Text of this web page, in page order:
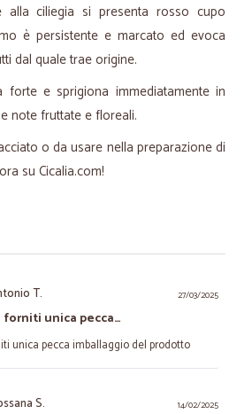
ciliegia si presenta rosso cupo
è persistente e marcato ed evoca
dal quale trae origine.
e sprigiona immediatamente in
note fruttate e floreali.
o da usare nella preparazione di
su Cicalia.com!
27/03/2025
T.
unica pecca…
unica pecca imballaggio del prodotto
14/02/2025
S.